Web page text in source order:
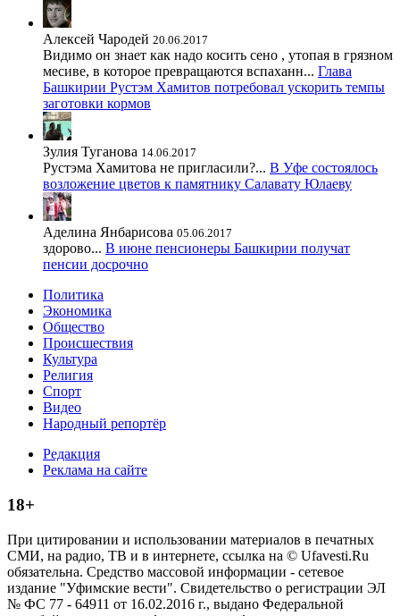
Алексей Чародей 20.06.2017
Видимо он знает как надо косить сено , утопая в грязном
месиве, в которое превращаются вспаханн... Глава
Башкирии Рустэм Хамитов потребовал ускорить темпы
заготовки кормов
Зулия Туганова 14.06.2017
Рустэма Хамитова не пригласили?... В Уфе состоялось
возложение цветов к памятнику Салавату Юлаеву
Аделина Янбарисова 05.06.2017
здорово... В июне пенсионеры Башкирии получат
пенсии досрочно
Политика
Экономика
Общество
Происшествия
Культура
Религия
Спорт
Видео
Народный репортёр
Редакция
Реклама на сайте
18+
При цитировании и использовании материалов в печатных
СМИ, на радио, ТВ и в интернете, ссылка на © Ufavesti.Ru
обязательна. Средство массовой информации - сетевое
издание "Уфимские вести". Свидетельство о регистрации ЭЛ
№ ФС 77 - 64911 от 16.02.2016 г., выдано Федеральной